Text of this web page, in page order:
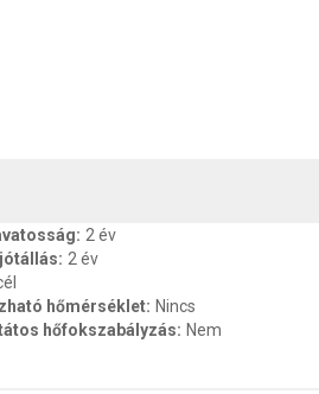
: 2 év
: 2 év
hőmérséklet: Nincs
hőfokszabályzás: Nem